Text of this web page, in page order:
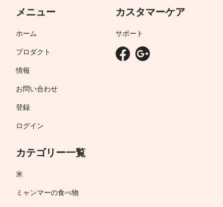
メニュー
ホーム
プロダクト
情報
お問い合わせ
登録
ログイン
カテゴリー一覧
米
ミャンマーの食べ物
カスタマーケア
サポート